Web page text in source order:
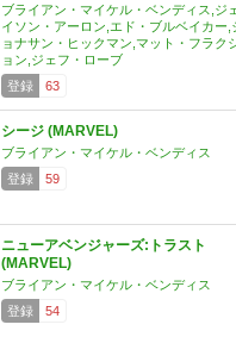
ブライアン・マイケル・ベンディス,ジ
イソン・アーロン,エド・ブルベイカー,
ョナサン・ヒックマン,マット・フラク
ョン,ジェフ・ローブ
登録
63
シージ (MARVEL)
ブライアン・マイケル・ベンディス
登録
59
ニューアベンジャーズ:トラスト
(MARVEL)
ブライアン・マイケル・ベンディス
登録
54